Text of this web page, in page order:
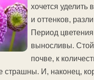
хочется уделить
и оттенков,
Период
выносливы.
почве, к
И, наконец,